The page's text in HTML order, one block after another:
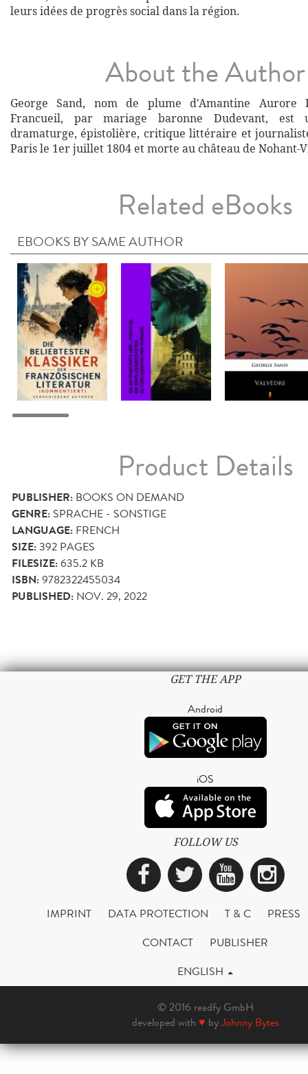
leurs idées de progrès social dans la région.
About the Author
George Sand, nom de plume d'Amantine Aurore
Francueil, par mariage baronne Dudevant, est
dramaturge, épistolière, critique littéraire et
Paris le 1er juillet 1804 et morte au château de Nohant-
Related eBooks
EBOOKS BY SAME AUTHOR
Product Details
PUBLISHER: BOOKS ON DEMAND
GENRE: SPRACHE - SONSTIGE
LANGUAGE: FRENCH
SIZE:392 PAGES
FILESIZE:635.2 KB
ISBN:9782322455034
PUBLISHED: NOV. 29, 2022
GET THE APP
Android
iOS
FOLLOW US
Facebook
Twitter
IMPRINT DATA PROTECTION T & C
PRESS
CONTACT
PUBLISHER
ENGLISH
© 2016 readfy GmbH
developed with ♥ byJohnny Bytes